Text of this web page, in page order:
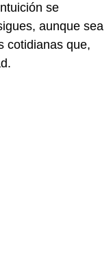
se
aunque sea
cotidianas que,